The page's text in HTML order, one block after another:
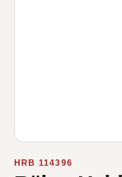
HRB 114396